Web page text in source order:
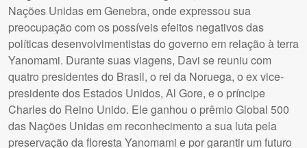
Nações Unidas em Genebra, onde expressou sua
preocupação com os possíveis efeitos negativos das
políticas desenvolvimentistas do governo em relação à terra
Yanomami. Durante suas viagens, Davi se reuniu com
quatro presidentes do Brasil, o rei da Noruega, o ex vice-
presidente dos Estados Unidos, Al Gore, e o príncipe
Charles do Reino Unido. Ele ganhou o prêmio Global 500
das Nações Unidas em reconhecimento a sua luta pela
preservação da floresta Yanomami e por garantir um futuro